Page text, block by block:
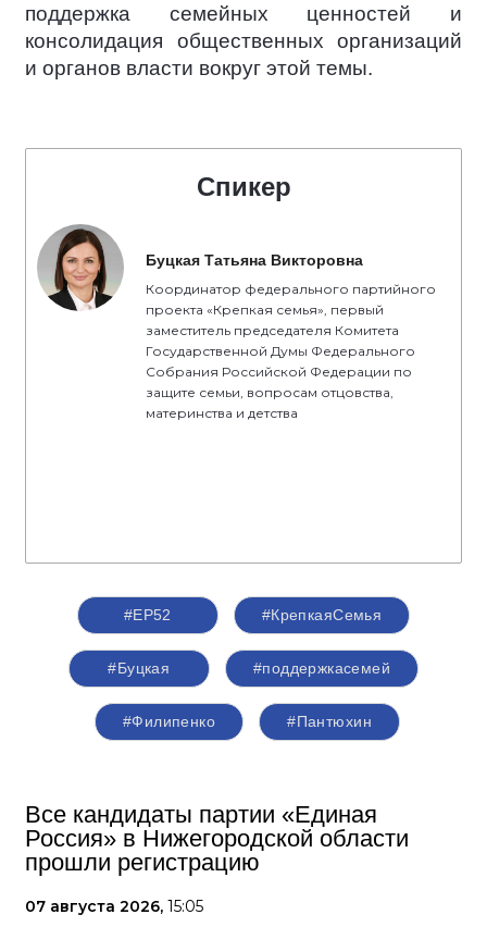
поддержка семейных ценностей и
консолидация общественных организаций
и органов власти вокруг этой темы.
Спикер
Буцкая Татьяна Викторовна
Координатор федерального партийного
проекта «Крепкая семья», первый
заместитель председателя Комитета
Государственной Думы Федерального
Собрания Российской Федерации по
защите семьи, вопросам отцовства,
материнства и детства
#ЕР52 #КрепкаяСемья
#Буцкая #поддержкасемей
#Филипенко #Пантюхин
Все кандидаты партии «Единая
Россия» в Нижегородской области
прошли регистрацию
07 августа 2026, 15:05